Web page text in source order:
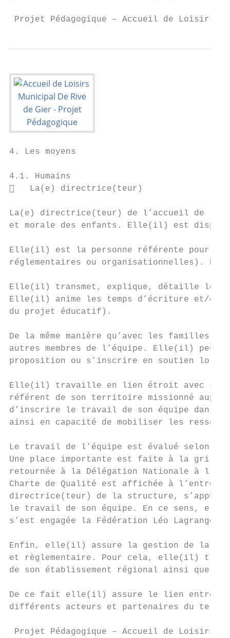
Projet Pédagogique – Accueil de
4. Les moyens
4.1. Humains
   La(e) directrice(teur)
La(e) directrice(teur) de l’accueil de
et morale des enfants. Elle(il) est
Elle(il) est la personne référente pour
réglementaires ou organisationnelles).
Elle(il) transmet, explique, détaille le
Elle(il) anime les temps d’écriture et/ou
du projet éducatif).
De la même manière qu’avec les
autres membres de l’équipe. Elle(il)
proposition ou s’inscrire en soutien lors
Elle(il) travaille en lien étroit avec son
référent de son territoire missionné
d’inscrire le travail de son équipe dans
ainsi en capacité de mobiliser les
Le travail de l’équipe est évalué selon
Une place importante est faite à la grille
retournée à la Délégation Nationale à
Charte de Qualité est affichée à l’entrée
directrice(teur) de la structure,
le travail de son équipe. En ce sens,
s’est engagée la Fédération Léo Lagrange.
Enfin, elle(il) assure la gestion de la
et règlementaire. Pour cela, elle(il)
de son établissement régional ainsi que
De ce fait elle(il) assure le lien entre
différents acteurs et partenaires du
Projet Pédagogique – Accueil de